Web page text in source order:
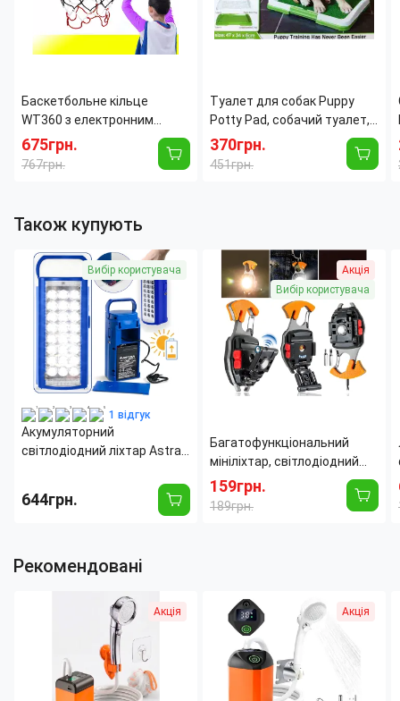
Баскетбольне кільце
WT360 з електронним
табло, світлом і звуком, щит
39×28 см, м'яч Ø25 см
675грн.
767грн.
Туалет для собак Puppy
Potty Pad, собачий туалет,
лоток для собак, туалет
для цуценят домашній
туалет для
370грн.
451грн.
Також купують
Вибір користувача
1 відгук
Акумуляторний
світлодіодний ліхтар Astra
6V/4000 mAh, USB, SOLAR,
220 В, синій
644грн.
Акція
Вибір користувача
Багатофункціональний
мініліхтар, світлодіодний
ліхтар-брелок 5147 для
ключів із запальничкою,
стропорізом
159грн.
189грн.
Рекомендовані
Акція Акція